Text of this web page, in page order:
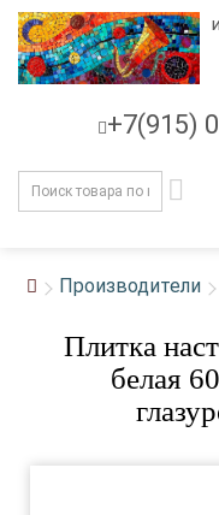
+7(915)
Производители
Плитка
белая